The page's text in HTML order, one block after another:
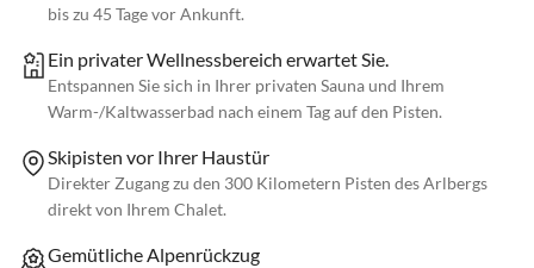
bis zu 45 Tage vor Ankunft.
Ein privater Wellnessbereich erwartet Sie.
Entspannen Sie sich in Ihrer privaten Sauna und Ihrem
Warm-/Kaltwasserbad nach einem Tag auf den Pisten.
Skipisten vor Ihrer Haustür
Direkter Zugang zu den 300 Kilometern Pisten des Arlbergs
direkt von Ihrem Chalet.
Gemütliche Alpenrückzug